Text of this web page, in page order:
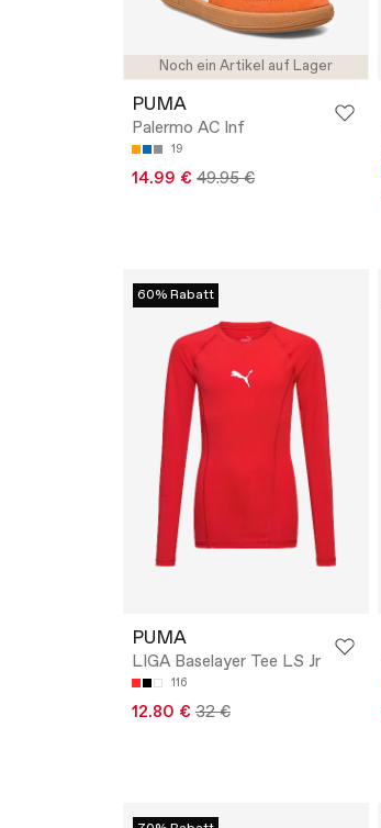
Noch ein Artikel auf Lager
PUMA
Palermo AC Inf
19
14.99 € 49.95 €
60% Rabatt
PUMA
LIGA Baselayer Tee LS Jr
116
12.80 € 32 €